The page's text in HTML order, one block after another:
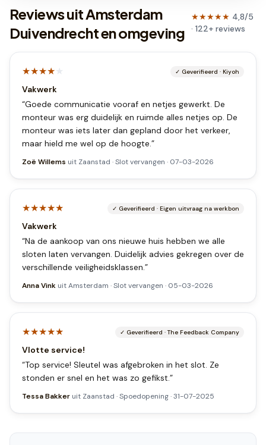
Reviews uit Amsterdam
Duivendrecht en omgeving
★★★★★ 4,8/5
· 122+reviews
★★★★★ ✓ Geverifieerd · Kiyoh
Vakwerk
“Goede communicatie vooraf en netjes gewerkt. De
monteur was erg duidelijk en ruimde alles netjes op. De
monteur was iets later dan gepland door het verkeer,
maar hield me wel op de hoogte.”
Zoë Willems uit Zaanstad ·Slot vervangen · 07-03-2026
★★★★★ ✓ Geverifieerd · Eigen uitvraag na werkbon
Vakwerk
“Na de aankoop van ons nieuwe huis hebben we alle
sloten laten vervangen. Duidelijk advies gekregen over de
verschillende veiligheidsklassen.”
Anna Vink uitAmsterdam ·Slot vervangen · 05-03-2026
★★★★★ ✓ Geverifieerd ·The Feedback Company
Vlotte service!
“Top service! Sleutel was afgebroken in het slot. Ze
stonden er snel en het was zo gefikst.”
Tessa Bakker uit Zaanstad ·Spoedopening·31-07-2025